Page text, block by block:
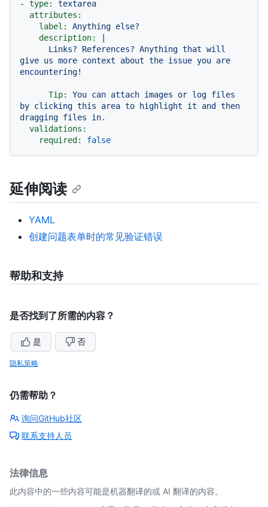
-
type:
textarea
attributes:
label:
Anything else?
description:
|
give us more context about the issue you are
Tip: You can attach images or log files
by clicking this area to highlight it and then
dragging files
in.
validations:
required:
false
延伸阅读
YAML
创建问题表单时的常见验证错误
帮助和支持
是否找到了所需的内容？
是 否
隐私策略
仍需帮助？
询问GitHub社区
联系支持人员
法律信息
此内容中的一些内容可能是机器翻译的或 AI 翻译的内容。